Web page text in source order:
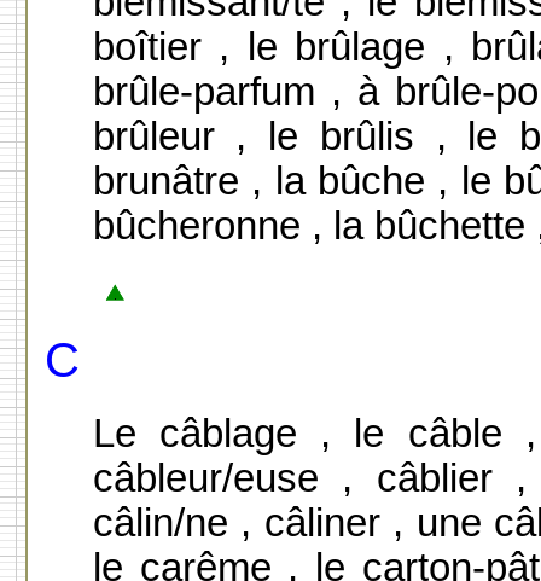
boîtier , le brûlage ,
brûle-parfum , à brûle-
brûleur , le brûlis , le
brunâtre , la bûche , le
bûcheronne , la
C
Le câblage , le câble
câbleur/euse , câblier
câlin/ne , câliner , une
le carême , le carton-